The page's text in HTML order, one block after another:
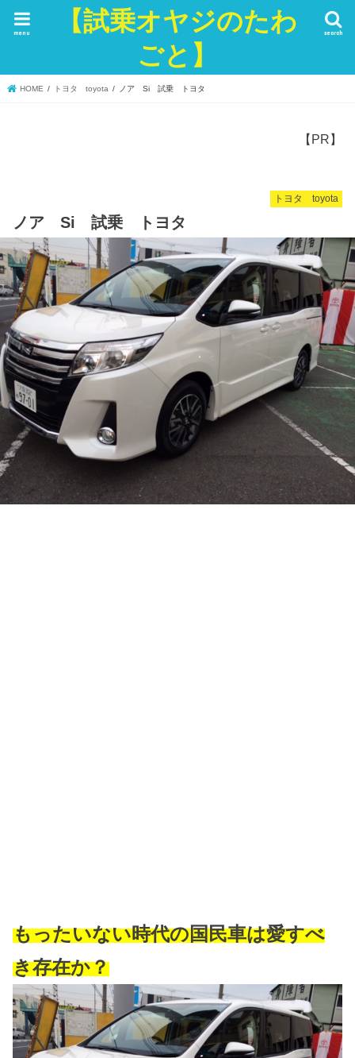
【試乗オヤジのたわ
ごと】
search
menu
HOME トヨタ toyota ノア Si 試乗 トヨタ
【PR】
トヨタ toyota
ノア Si 試乗 トヨタ
もったいない時代の国民車は愛すべ
き存在か？